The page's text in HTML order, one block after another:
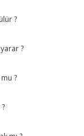
?
?
?